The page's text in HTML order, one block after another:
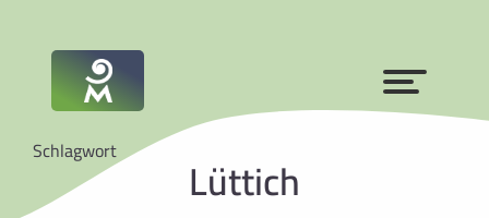
Schlagwort Lüttich